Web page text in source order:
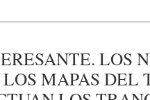
LOS
MAPAS DEL